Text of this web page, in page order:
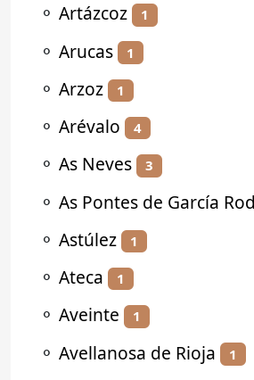
⚬ Artázcoz 1
⚬ Arucas 1
⚬ Arzoz 1
⚬ Arévalo 4
⚬ As Neves 3
⚬ As Pontes de García
⚬ Astúlez 1
⚬ Ateca 1
⚬ Aveinte 1
⚬ Avellanosa de Rioja 1